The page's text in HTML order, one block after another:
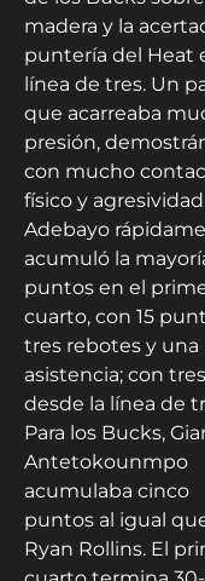
madera y la
puntería del Heat
línea de tres. Un
que acarreaba
presión,
con mucho
físico y
Adebayo
acumuló la
puntos en el
cuarto, con 15
tres rebotes y una
asistencia; con
desde la línea de
Para los Bucks,
Antetokounmpo
acumulaba cinco
puntos al igual
Ryan Rollins. El